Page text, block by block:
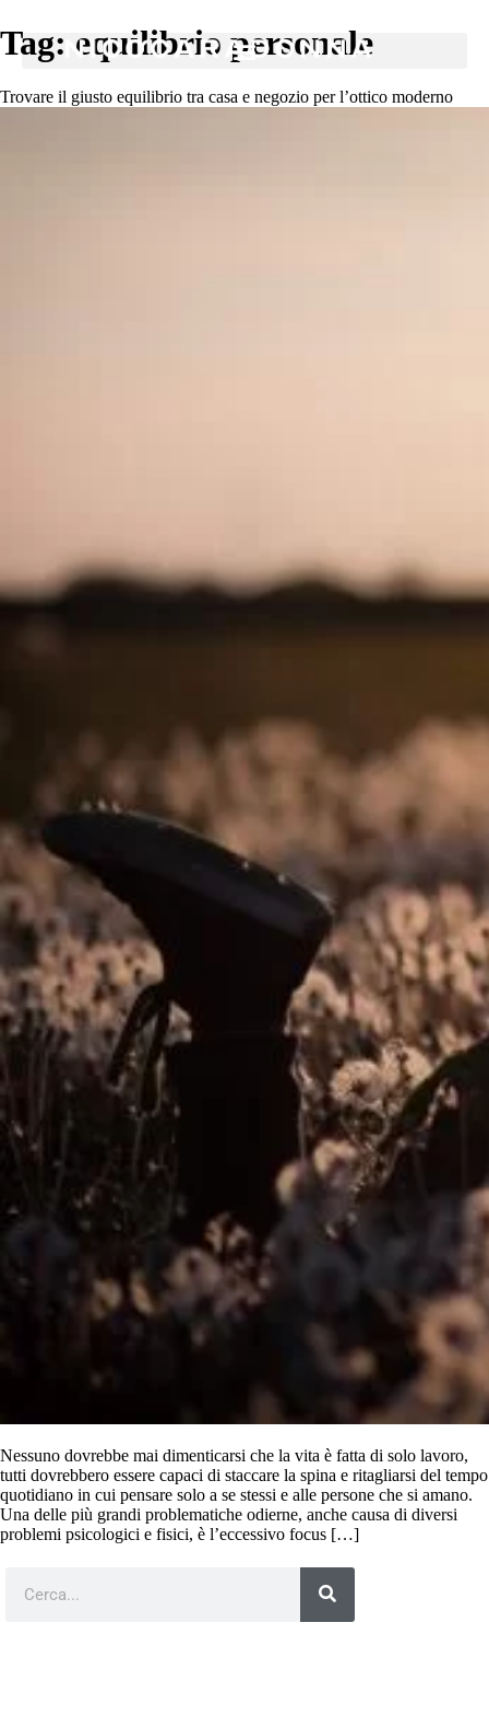
Tag: equilibrio personale
Trovare il giusto equilibrio tra casa e negozio per l’ottico moderno
Nessuno dovrebbe mai dimenticarsi che la vita è fatta di solo lavoro,
tutti dovrebbero essere capaci di staccare la spina e ritagliarsi del tempo
quotidiano in cui pensare solo a se stessi e alle persone che si amano.
Una delle più grandi problematiche odierne, anche causa di diversi
problemi psicologici e fisici, è l’eccessivo focus […]